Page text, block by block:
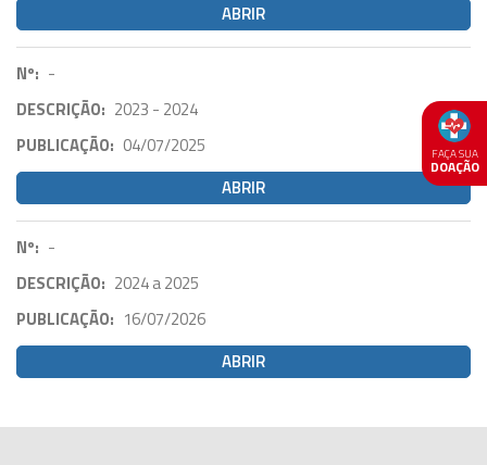
FAÇA SUA
DOAÇÃO
ABRIR
Nº: -
DESCRIÇÃO: 2023 - 2024
PUBLICAÇÃO: 04/07/2025
ABRIR
Nº: -
DESCRIÇÃO: 2024 a 2025
PUBLICAÇÃO: 16/07/2026
ABRIR